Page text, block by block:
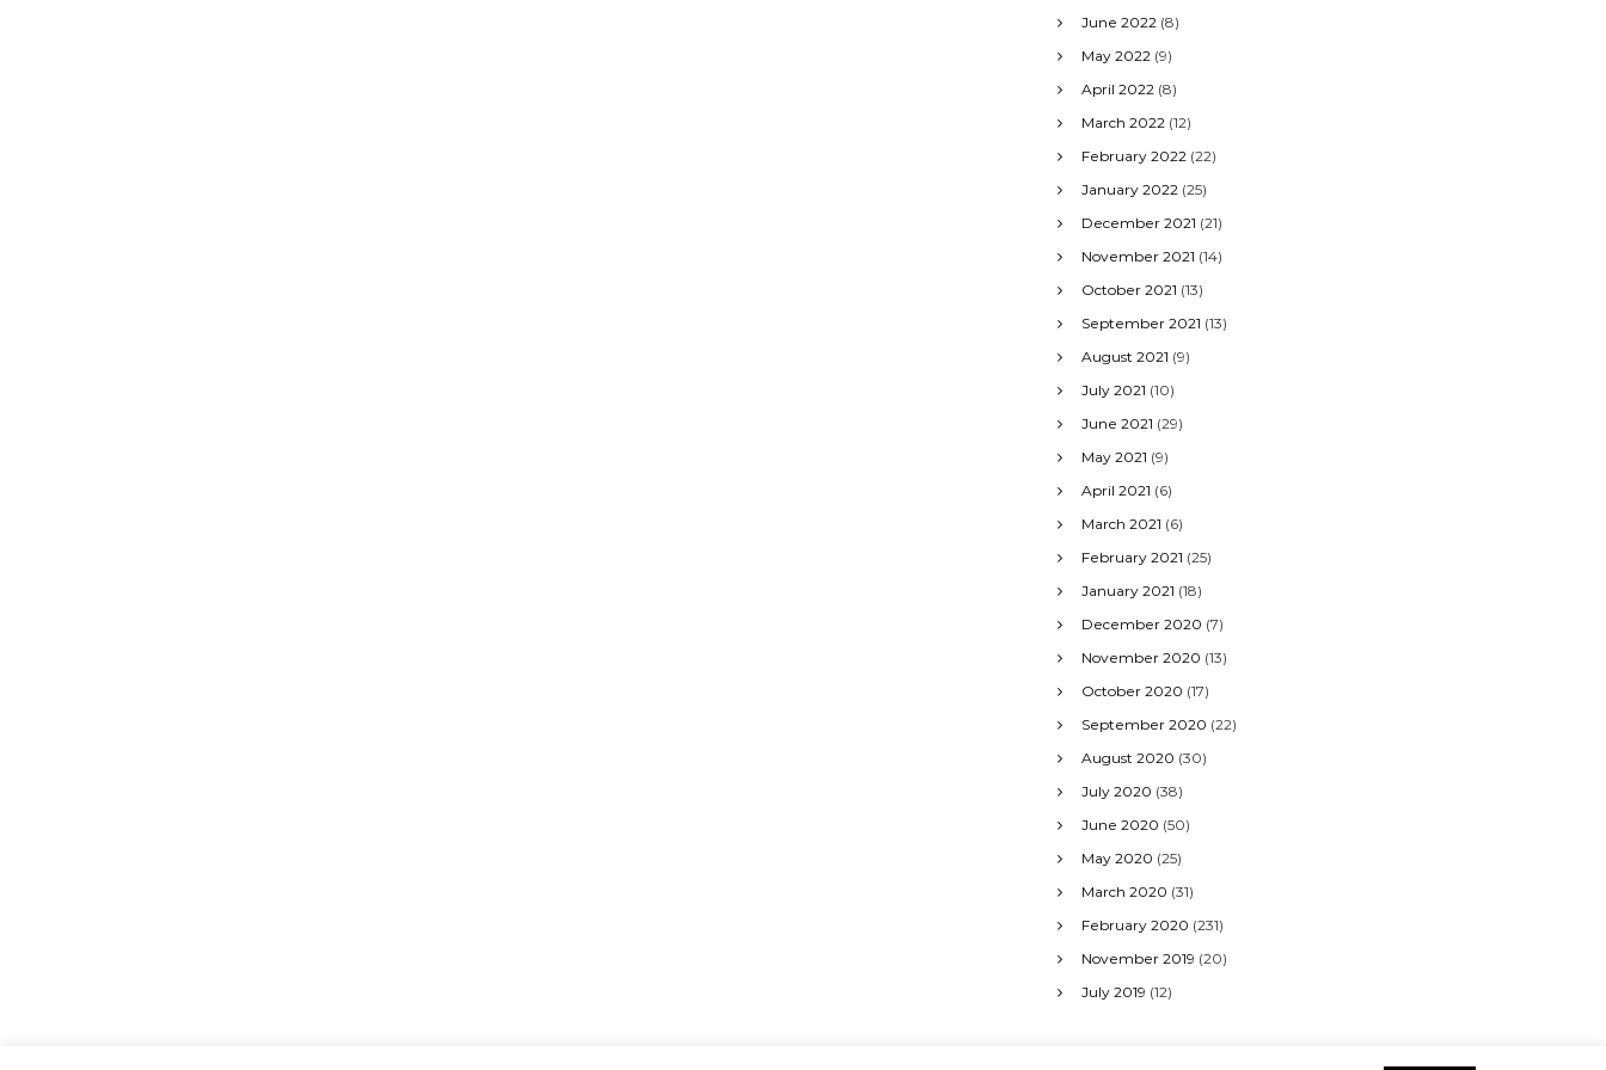
June 2022 (8)
May 2022 (9)
April 2022 (8)
March 2022 (12)
February 2022 (22)
January 2022 (25)
December 2021 (21)
November 2021 (14)
October 2021 (13)
September 2021 (13)
August 2021 (9)
July 2021 (10)
June 2021 (29)
May 2021 (9)
April 2021 (6)
March 2021 (6)
February 2021 (25)
January 2021 (18)
December 2020 (7)
November 2020 (13)
October 2020 (17)
September 2020 (22)
August 2020 (30)
July 2020 (38)
June 2020 (50)
May 2020 (25)
March 2020 (31)
February 2020 (231)
November 2019 (20)
July 2019 (12)